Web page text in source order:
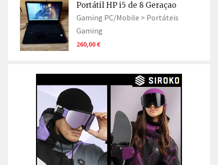
Portátil HP i5 de 8 Geraçao
Gaming PC/Mobile > Portáteis
Gaming
260,00 €